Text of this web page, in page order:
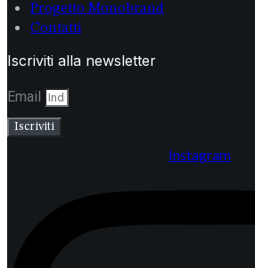
Progetto Monobrand
Contatti
Iscriviti alla newsletter
Email
Iscriviti
Instagram